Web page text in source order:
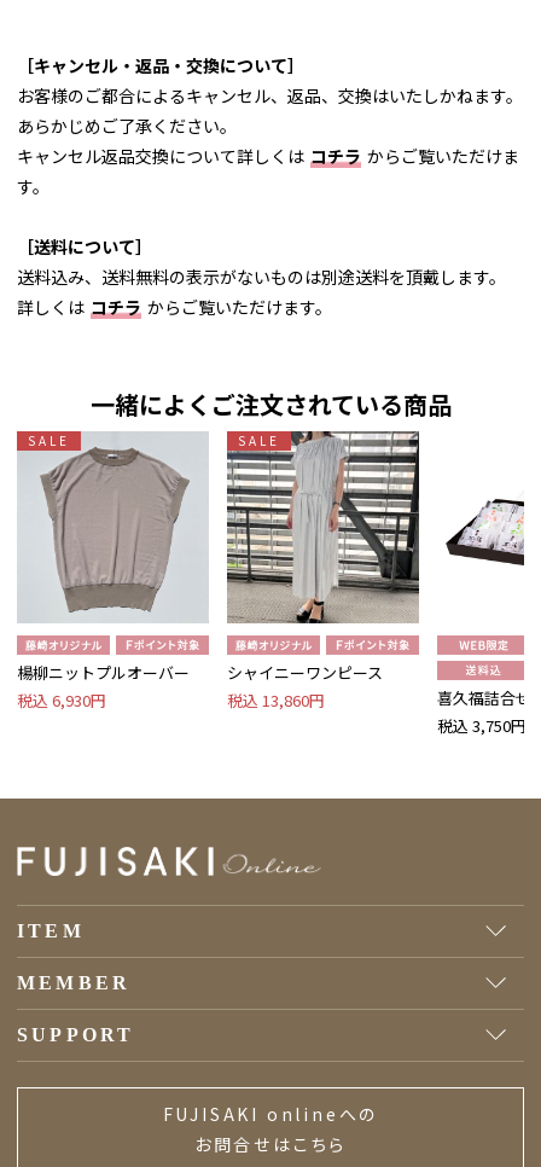
［キャンセル・返品・交換について］
お客様のご都合によるキャンセル、返品、交換はいたしかねます。
あらかじめご了承ください。
キャンセル返品交換について詳しくは コチラ からご覧いただけま
す。
［送料について］
送料込み、送料無料の表示がないものは別途送料を頂戴します。
詳しくは コチラ からご覧いただけます。
一緒によくご注文されている商品
SALE
楊柳ニットプルオーバー
税込 6,930円
SALE
シャイニーワンピース
税込 13,860円
喜久福詰合せ
税込 3,750円
ITEM
MEMBER
SUPPORT
FUJISAKI onlineへの
お問合せはこちら